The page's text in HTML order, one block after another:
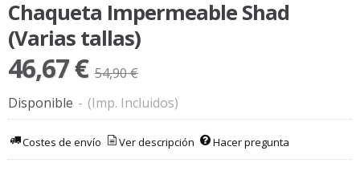
Chaqueta Impermeable Shad
(Varias tallas)
46,67 € 54,90 €
Disponible - (Imp. Incluidos)
Costes de envío Ver descripción Hacer pregunta